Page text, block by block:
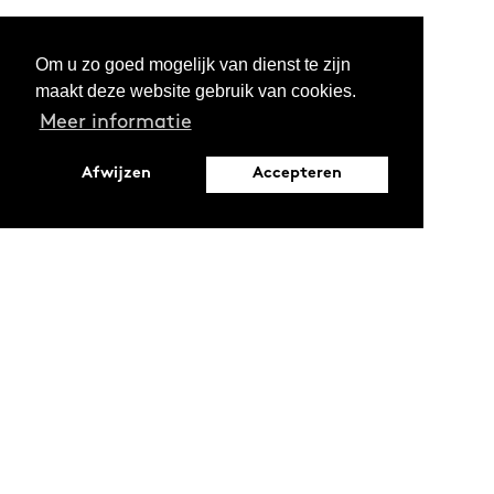
Om u zo goed mogelijk van dienst te zijn
maakt deze website gebruik van cookies.
Meer informatie
Afwijzen Accepteren